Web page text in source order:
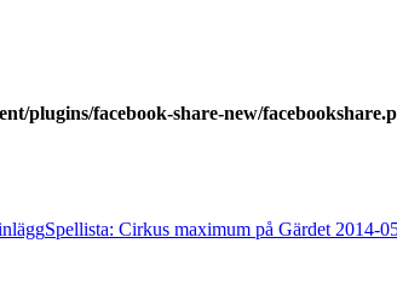
plugins/facebook-share-new/
Spellista: Cirkus maximum på Gärdet 2014-